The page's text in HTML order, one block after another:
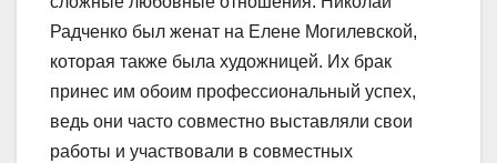
Радченко был женат на Елене Могилевской,
которая также была художницей. Их брак
принес им обоим профессиональный успех,
ведь они часто совместно выставляли свои
работы и участвовали в совместных